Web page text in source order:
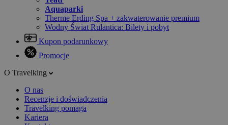
Aquaparki
Therme Erding Spa + zakwaterowanie premium
Wodny Świat Rulantica: Bilety i pobyt
Kupon podarunkowy
Promocje
O Travelking
O nas
Recenzje i doświadczenia
Travelking pomaga
Kariera